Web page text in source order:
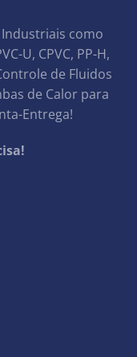
como
U, CPVC, PP-H,
de Fluidos
de Calor para
Entrega!